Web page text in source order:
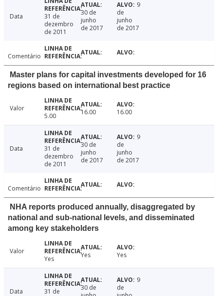
Data
31 de
dezembro
de 2011
30 de
junho
de 2017
9
de
junho
de 2017
Comentário
Master plans for capital investments developed for 16
regions based on international best practice
Valor
5.00
16.00 16.00
Data
31 de
dezembro
de 2011
30 de
junho
de 2017
9
de
junho
de 2017
Comentário
NHA reports produced annually, disaggregated by
national and sub-national levels, and disseminated
among key stakeholders
Valor
Yes
Yes Yes
Data
31 de
30 de
9
de